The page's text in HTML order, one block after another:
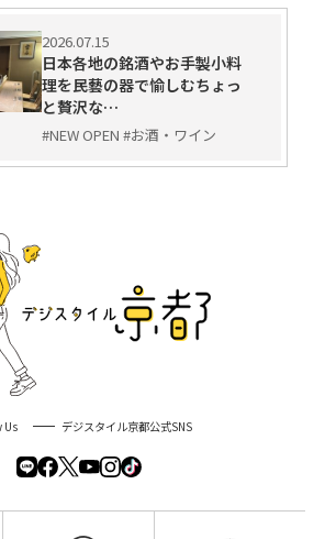
2026.07.15
日本各地の銘酒やお手製小料
理を民藝の器で愉しむちょっ
と贅沢な…
#NEW OPEN #お酒・ワイン
Us デジスタイル京都公式SNS